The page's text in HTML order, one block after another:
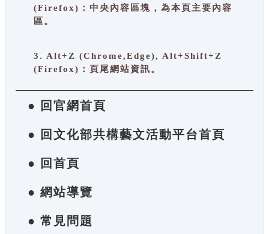
(Firefox)：中央內容區塊，為本頁主要內容
區。
3. Alt+Z (Chrome,Edge), Alt+Shift+Z
(Firefox)：頁尾網站資訊。
● 回官網首頁
● 回文化部共構藝文活動平台首頁
● 回首頁
● 網站導覽
● 常見問題